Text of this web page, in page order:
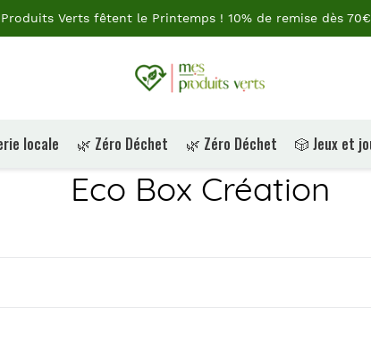
Produits Verts fêtent le Printemps ! 10% de remise dès
locale 🌿 Zéro Déchet 🌿 Zéro Déchet 🎲 Jeux et
C
Eco Box Création